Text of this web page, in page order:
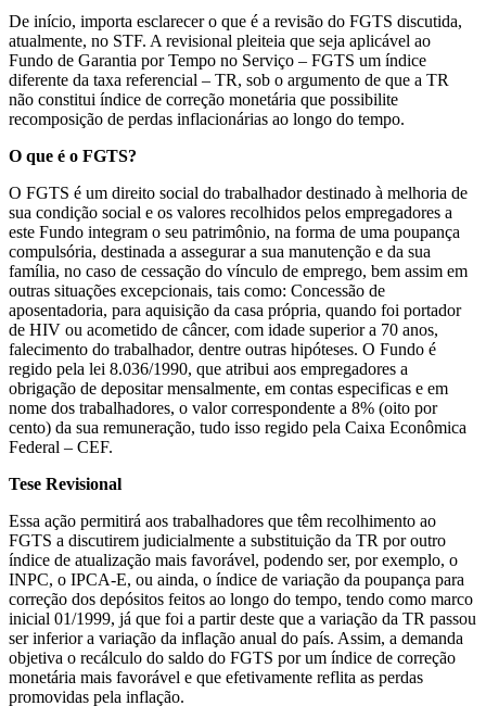
De início, importa esclarecer o que é a revisão do FGTS discutida,
atualmente, no STF. A revisional pleiteia que seja aplicável ao
Fundo de Garantia por Tempo no Serviço – FGTS um índice
diferente da taxa referencial – TR, sob o argumento de que a TR
não constitui índice de correção monetária que possibilite
recomposição de perdas inflacionárias ao longo do tempo.
O que é o FGTS?
O FGTS é um direito social do trabalhador destinado à melhoria de
sua condição social e os valores recolhidos pelos empregadores a
este Fundo integram o seu patrimônio, na forma de uma poupança
compulsória, destinada a assegurar a sua manutenção e da sua
família, no caso de cessação do vínculo de emprego, bem assim em
outras situações excepcionais, tais como: Concessão de
aposentadoria, para aquisição da casa própria, quando foi portador
de HIV ou acometido de câncer, com idade superior a 70 anos,
falecimento do trabalhador, dentre outras hipóteses. O Fundo é
regido pela lei 8.036/1990, que atribui aos empregadores a
obrigação de depositar mensalmente, em contas especificas e em
nome dos trabalhadores, o valor correspondente a 8% (oito por
cento) da sua remuneração, tudo isso regido pela Caixa Econômica
Federal – CEF.
Tese Revisional
Essa ação permitirá aos trabalhadores que têm recolhimento ao
FGTS a discutirem judicialmente a substituição da TR por outro
índice de atualização mais favorável, podendo ser, por exemplo, o
INPC, o IPCA-E, ou ainda, o índice de variação da poupança para
correção dos depósitos feitos ao longo do tempo, tendo como marco
inicial 01/1999, já que foi a partir deste que a variação da TR passou
ser inferior a variação da inflação anual do país. Assim, a demanda
objetiva o recálculo do saldo do FGTS por um índice de correção
monetária mais favorável e que efetivamente reflita as perdas
promovidas pela inflação.